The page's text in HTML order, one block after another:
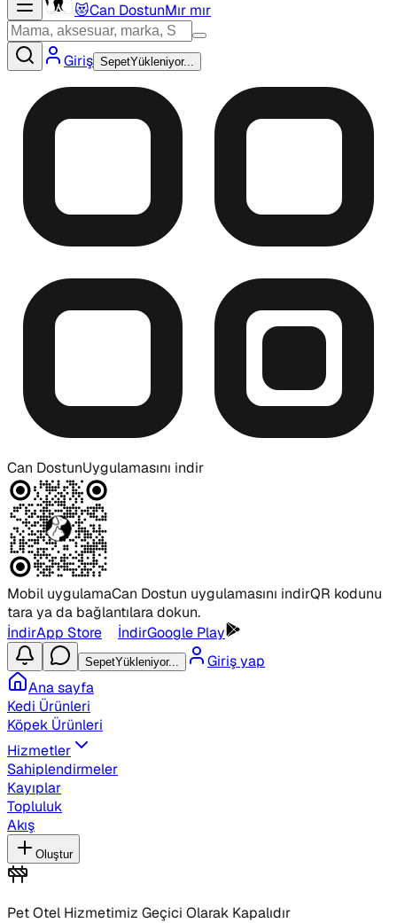
😻Can DostunMır mır
Giriş SepetYükleniyor...
Can DostunUygulamasını indir
Mobil uygulamaCan Dostun uygulamasını indirQR kodunu
tara ya da bağlantılara dokun.
İndirApp Store İndirGoogle Play
SepetYükleniyor...
Giriş yap
Ana sayfa
Kedi Ürünleri
Köpek Ürünleri
Hizmetler
Sahiplendirmeler
Kayıplar
Topluluk
Akış
Oluştur
Pet Otel Hizmetimiz Geçici Olarak Kapalıdır